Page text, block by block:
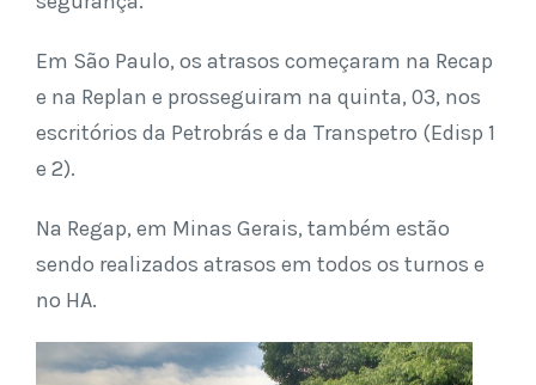
Em São Paulo, os atrasos começaram na Recap
e na Replan e prosseguiram na quinta, 03, nos
escritórios da Petrobrás e da Transpetro (Edisp 1
e 2).
Na Regap, em Minas Gerais, também estão
sendo realizados atrasos em todos os turnos e
no HA.